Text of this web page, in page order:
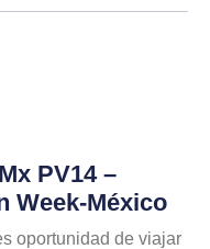
PV14 –
Week-México
oportunidad de viajar